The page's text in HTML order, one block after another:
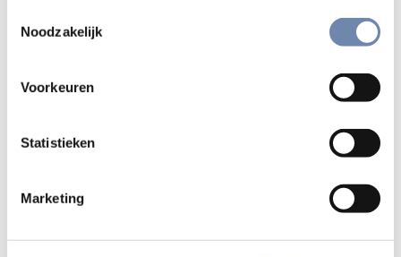
Noodzakelijk
Voorkeuren
Statistieken
Marketing
met enkele jongeren in een auto van de parochie
toen plotseling een kogel insloeg in de wagen. Een
verdwaald projectiel? Een sluipschutter die het op ons
waar de vader twee jaar geleden werd ontvoerd. De
nood aan psychologische begeleiding. Bij wie kan ze